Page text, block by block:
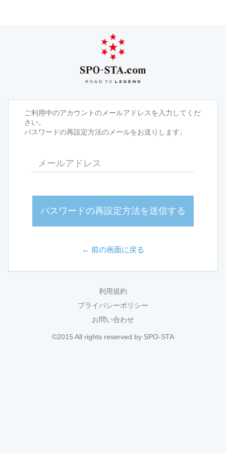
ご利用中のアカウントのメールアドレスを入力してくだ
さい。
パスワードの再設定方法のメールをお送りします。
パスワードの再設定方法を送信する
← 前の画面に戻る
利用規約
プライバシーポリシー
お問い合わせ
©2015 All rights reserved by SPO-STA